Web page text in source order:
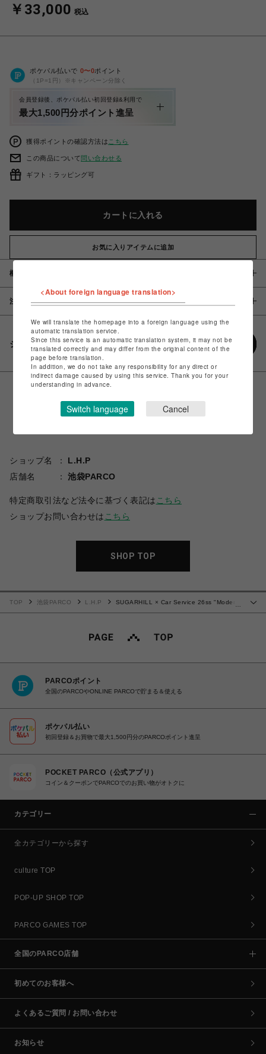
￥33,000 税込
ポケパル払いで 0〜0ポイント
（1P=1円）※キャンペーン分除く
会員登録後、ポケパル払い初回登録&利用で
最大1,500円分ポイント進呈
獲得ポイントの確認方法は こちら
この商品について問い合わせる
ギフト：ラッピング可
カートに入れる
お気に入りアイテムに追加
概要
注意事項
シェアする
ショップ名
L.H.P
店舗名
池袋PARCO
特定商取引法など法令に基づく表記は こちら
ショップお問い合わせは こちら
SHOP TOP
…
TOP 池袋PARCO L.H.P
SUGARHILL × Car Service 26ss "Modern
PARCOポイント
全国のPARCOやONLINE PARCOで貯まる＆使える
ポケパル払い
初回登録＆お買物で最大1,500円分のPARCOポイント進呈
POCKET PARCO（公式アプリ）
コイン＆クーポンでPARCOでのお買い物がオトクに
カテゴリー
全カテゴリーから探す
culture TOP
POP-UP SHOP TOP
PARCO GAMES TOP
全国のPARCO店舗
初めてのお客様へ
よくあるご質問 / お問い合わせ
お知らせ
<About foreign language translation>
We will translate the homepage into a foreign language using the
automatic translation service.
Since this service is an automatic translation system, it may not be
translated correctly and may differ from the original content of the
page before translation.
In addition, we do not take any responsibility for any direct or
indirect damage caused by using this service. Thank you for your
understanding in advance.
Switch language Cancel